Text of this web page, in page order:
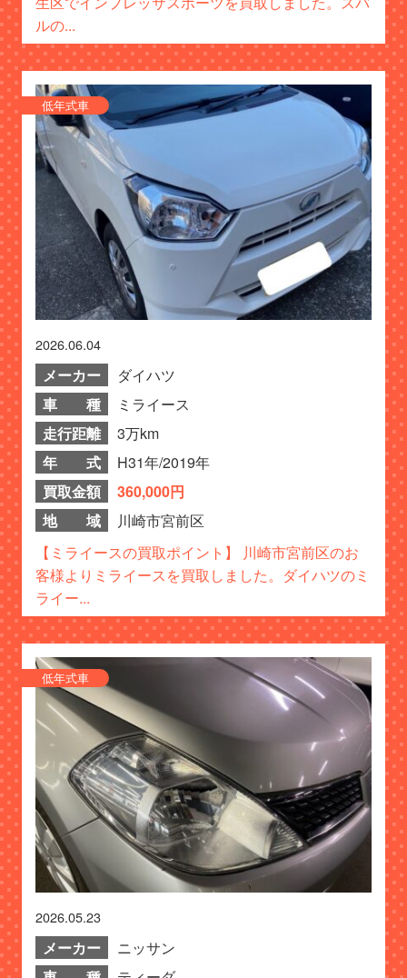
ルの...
低年式車
2026.06.04
メーカー
ダイハツ
車 種
ミライース
走行距離
3万km
年 式
H31年/2019年
買取金額
360,000円
地 域
川崎市宮前区
【ミライースの買取ポイント】 川崎市宮前区のお
客様よりミライースを買取しました。ダイハツのミ
ライー...
低年式車
2026.05.23
メーカー
ニッサン